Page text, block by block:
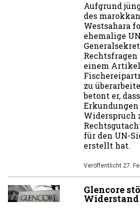
Aufgrund
des
Westsahara
ehemalige
Rechtsfragen
einem
zu
betont er,
Widerspruch
für den UN-
erstellt hat.
Veröffentlicht 27.
Glencore
Widerstand